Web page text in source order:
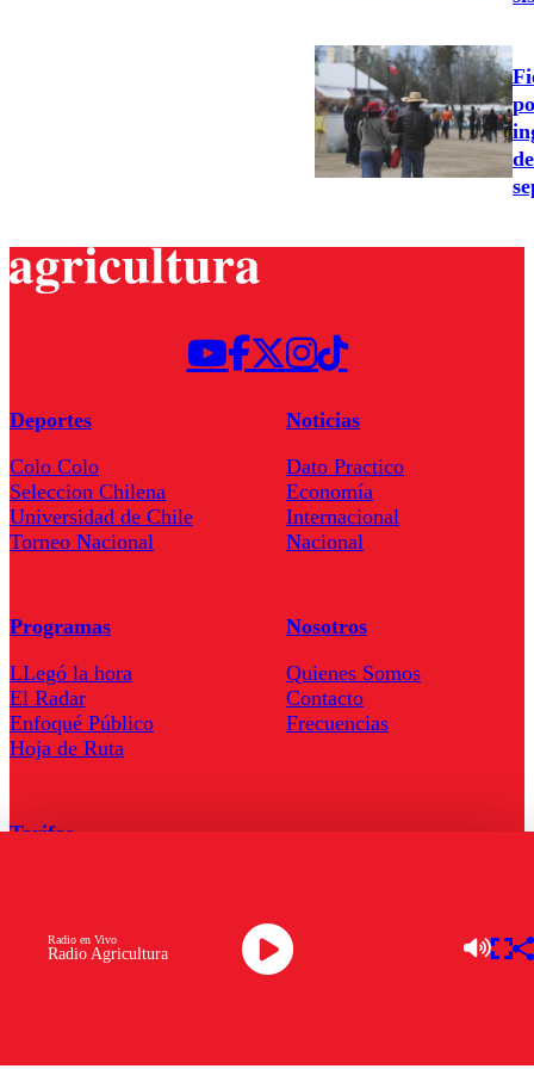
Radio Agricultura
Radio en Vivo
Deportes
Colo Colo
Seleccion Chilena
Universidad de Chile
Torneo Nacional
Noticias
Dato Practico
Economía
Internacional
Nacional
Programas
LLegó la hora
El Radar
Enfoqué Público
Hoja de Ruta
Nosotros
Quienes Somos
Contacto
Frecuencias
Tarifas